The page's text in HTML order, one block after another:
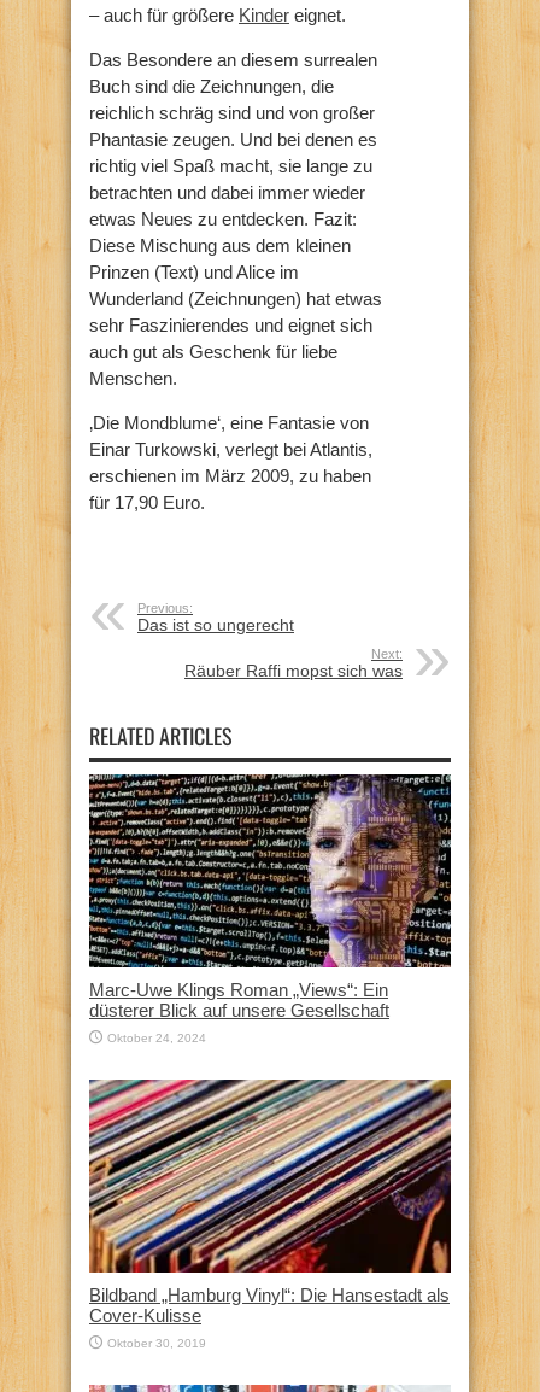
– auch für größere Kinder eignet.
Das Besondere an diesem surrealen
Buch sind die Zeichnungen, die
reichlich schräg sind und von großer
Phantasie zeugen. Und bei denen es
richtig viel Spaß macht, sie lange zu
betrachten und dabei immer wieder
etwas Neues zu entdecken. Fazit:
Diese Mischung aus dem kleinen
Prinzen (Text) und Alice im
Wunderland (Zeichnungen) hat etwas
sehr Faszinierendes und eignet sich
auch gut als Geschenk für liebe
Menschen.
‚Die Mondblume‘, eine Fantasie von
Einar Turkowski, verlegt bei Atlantis,
erschienen im März 2009, zu haben
für 17,90 Euro.
Previous:
Das ist so ungerecht
Next:
Räuber Raffi mopst sich was
RELATED ARTICLES
Marc-Uwe Klings Roman „Views“: Ein
düsterer Blick auf unsere Gesellschaft
Oktober 24, 2024
Bildband „Hamburg Vinyl“: Die Hansestadt als
Cover-Kulisse
Oktober 30, 2019